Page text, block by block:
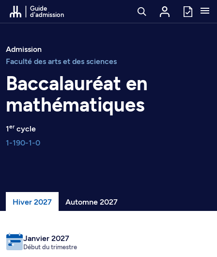
Passer au contenu
Guide
d'admission
Admission
Faculté des arts et des sciences
Baccalauréat en
mathématiques
1ercycle
1-190-1-0
Hiver 2027 Automne 2027
Janvier 2027
Début du trimestre